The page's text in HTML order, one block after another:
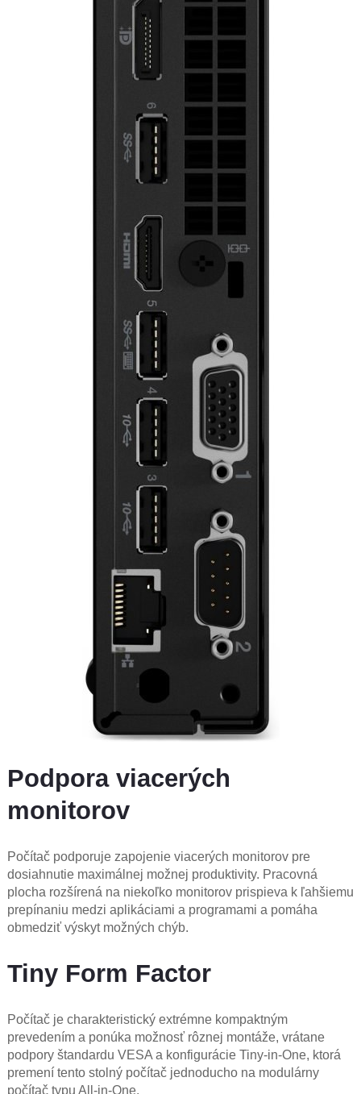
Podpora viacerých
monitorov
Počítač podporuje zapojenie viacerých monitorov pre
dosiahnutie maximálnej možnej produktivity. Pracovná
plocha rozšírená na niekoľko monitorov prispieva k ľahšiemu
prepínaniu medzi aplikáciami a programami a pomáha
obmedziť výskyt možných chýb.
Tiny Form Factor
Počítač je charakteristický extrémne kompaktným
prevedením a ponúka možnosť rôznej montáže, vrátane
podpory štandardu VESA a konfigurácie Tiny-in-One, ktorá
premení tento stolný počítač jednoducho na modulárny
počítač typu All-in-One.